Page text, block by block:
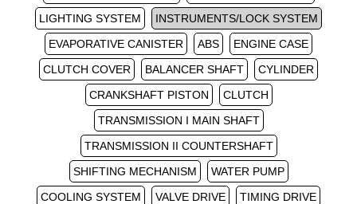
LIGHTING SYSTEM
INSTRUMENTS/LOCK SYSTEM
EVAPORATIVE CANISTER
ABS
ENGINE CASE
CLUTCH COVER
BALANCER SHAFT
CYLINDER
CRANKSHAFT PISTON
CLUTCH
TRANSMISSION I MAIN SHAFT
TRANSMISSION II COUNTERSHAFT
SHIFTING MECHANISM
WATER PUMP
COOLING SYSTEM
VALVE DRIVE
TIMING DRIVE